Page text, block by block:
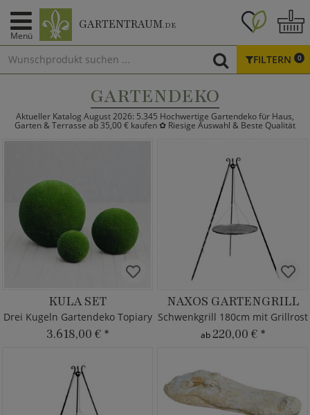
Menü
GARTENTRAUM.DE
FILTERN 0
GARTENDEKO
Aktueller Katalog August 2026: 5.345 Hochwertige Gartendeko für Haus,
Garten & Terrasse ab 35,00 € kaufen ✿ Riesige Auswahl & Beste Qualität
KULA SET
Drei Kugeln Gartendeko Topiary
3.618,00 € *
NAXOS GARTENGRILL
Schwenkgrill 180cm mit Grillrost
ab220,00 € *